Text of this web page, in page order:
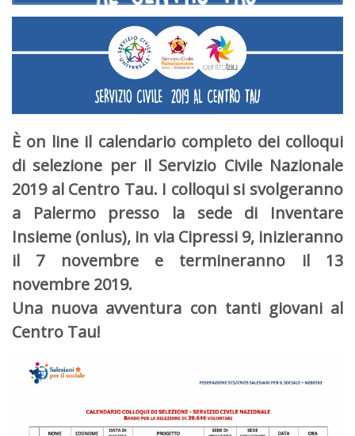
È on line il calendario completo dei colloqui
di selezione per il Servizio Civile Nazionale
2019 al Centro Tau. I colloqui si svolgeranno
a Palermo presso la sede di Inventare
Insieme (onlus), in via Cipressi 9, inizieranno
il 7 novembre e termineranno il 13
novembre 2019.
Una nuova avventura con tanti giovani al
Centro Tau!